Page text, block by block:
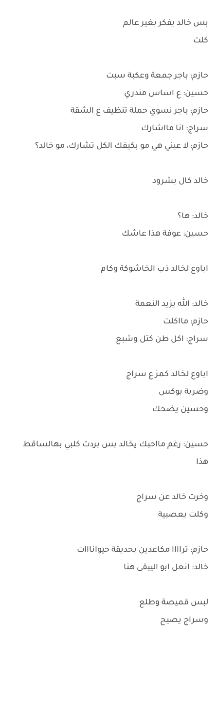
بس خالد يفكر بغير عالم
كلت
حازم: باجر جمعة وعكبة سبت
حسين: ع اساس مندري
حازم: باجر نسوي حملة تنظيف ع الشقة
سراج: انا مااشارك
حازم: لا عيني هي مو بكيفك الكل تشارك، مو خالد؟
خالد كال بشرود
خالد: ها؟
حسين: عوفة هذا عاشك
اباوع لخالد ذب الخاشوكة وكام
خالد: الله يزيد النعمة
حازم: مااكلت
سراج: اكل طن كتل وشبع
اباوع لخالد كمز ع سراج
وضربة بوكس
وحسين يضحك
حسين: رغم مااحبك يخالد بس بردت كلبي بهالساقط
هذا
وخرت خالد عن سراج
وكلت بعصبية
حازم: تراااا مكاعدين بحديقة حيوانااات
خالد: انعل ابو اليبقى هنا
لبس قميصة وطلع
وسراج يصيح